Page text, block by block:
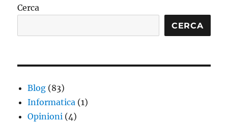
Cerca
CERCA
Blog (83)
Informatica (1)
Opinioni (4)